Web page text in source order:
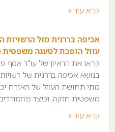
קרא עוד »
אכיפה בררנית מול
עוול הופכת לטענה משפטית
קראו את הראיון של עו"ד אסף
בנושא אכיפה בררנית של רשויות
מתי תחושת העוול של האזרח
משפטית חזקה, וכיצד
קרא עוד »